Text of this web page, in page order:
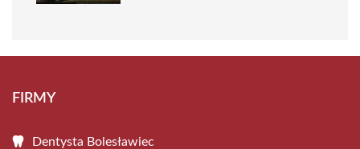
FIRMY
Dentysta Bolesławiec